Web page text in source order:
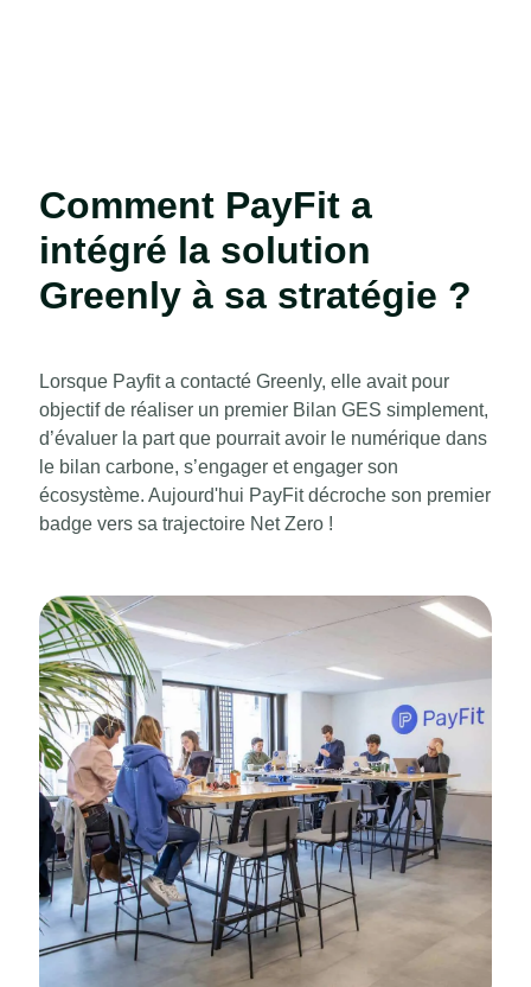
Comment PayFit a
intégré la solution
Greenly à sa stratégie ?
Lorsque Payfit a contacté Greenly, elle avait pour
objectif de réaliser un premier Bilan GES simplement,
d’évaluer la part que pourrait avoir le numérique dans
le bilan carbone, s’engager et engager son
écosystème. Aujourd'hui PayFit décroche son premier
badge vers sa trajectoire Net Zero !